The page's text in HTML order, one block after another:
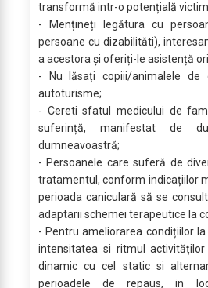
transformă intr-o potențială
- Mențineți legătura cu
persoane cu dizabilităti),
a acestora și oferiți-le asistență
- Nu lăsați copiii/animalele de
autoturisme;
- Cereti sfatul medicului de
suferință, manifestat de
dumneavoastră;
- Persoanele care suferă de
tratamentul, conform indicațiilor
perioada caniculară să se
adaptarii schemei terapeutice la
- Pentru ameliorarea condițiilor
intensitatea si ritmul
dinamic cu cel static si
perioadele de repaus, in